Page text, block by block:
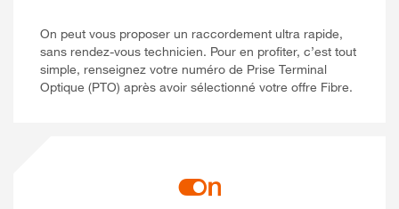
On peut vous proposer un raccordement ultra rapide,
sans rendez-vous technicien. Pour en profiter, c’est tout
simple, renseignez votre numéro de Prise Terminal
Optique (PTO) après avoir sélectionné votre offre Fibre.